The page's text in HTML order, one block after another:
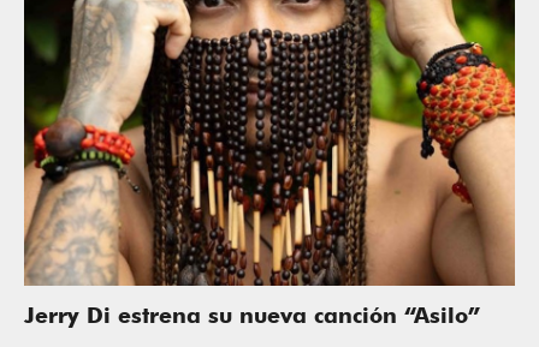
Jerry Di estrena su nueva canción “Asilo”